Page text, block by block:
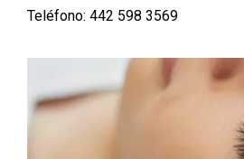
Teléfono: 442 598 3569